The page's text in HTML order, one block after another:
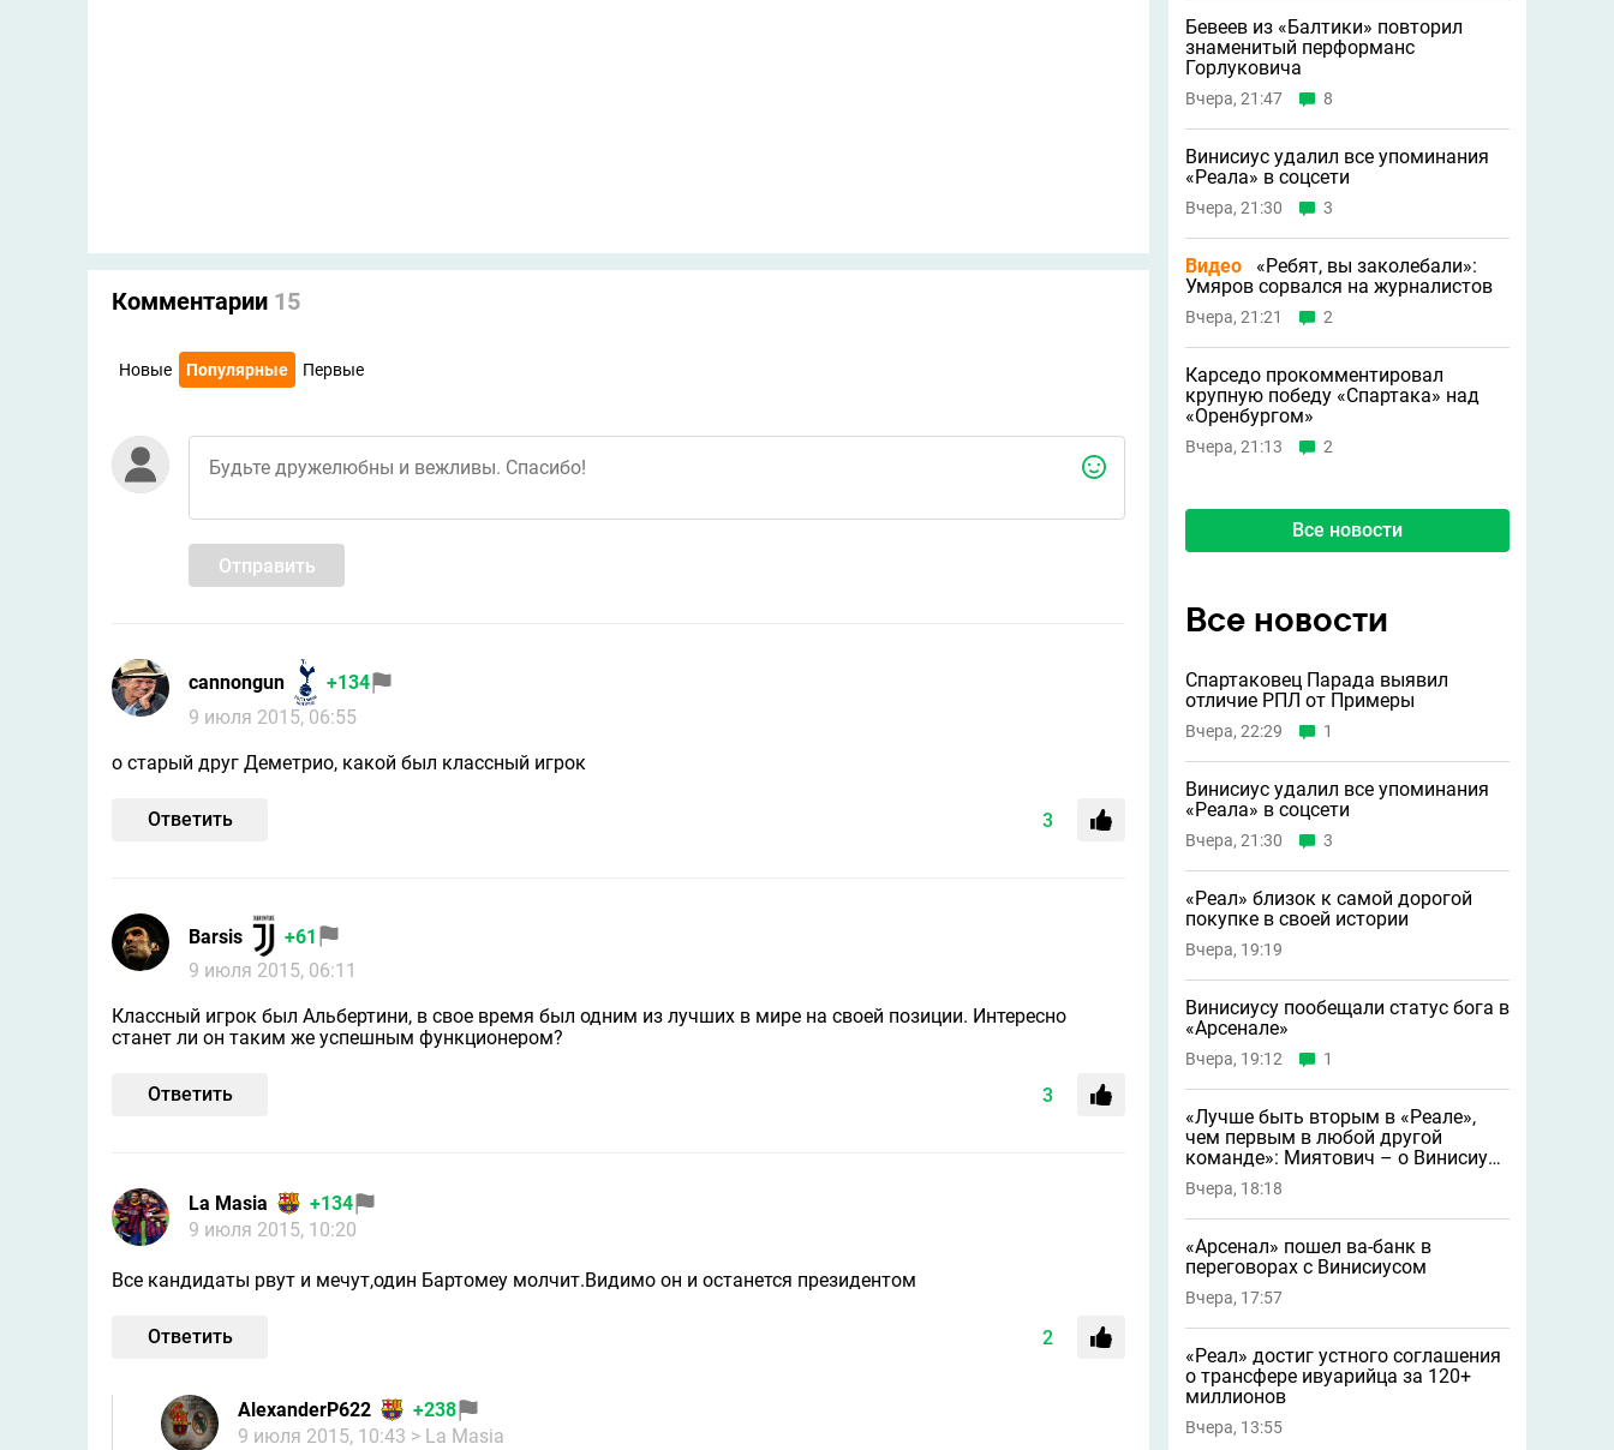
Комментарии 15
Новые Популярные Первые
Отправить
cannongun
+134
9 июля 2015, 06:55
о старый друг Деметрио, какой был классный игрок
Ответить 3
Barsis
+61
9 июля 2015, 06:11
Классный игрок был Альбертини, в свое время был одним из лучших в мире на своей позиции. Интересно
станет ли он таким же успешным функционером?
Ответить 3
La Masia
+134
9 июля 2015, 10:20
Все кандидаты рвут и мечут,один Бартомеу молчит.Видимо он и останется президентом
Ответить 2
AlexanderP622
+238
9 июля 2015, 10:43 > La Masia
Бевеев из «Балтики» повторил
знаменитый перформанс
Горлуковича
Вчера, 21:47 8
Винисиус удалил все упоминания
«Реала» в соцсети
Вчера, 21:30 3
Видео
«Ребят, вы заколебали»:
Умяров сорвался на журналистов
Вчера, 21:21 2
Карседо прокомментировал
крупную победу «Спартака» над
«Оренбургом»
Вчера, 21:13 2
Все новости
Все новости
Спартаковец Парада выявил
отличие РПЛ от Примеры
Вчера, 22:29 1
Винисиус удалил все упоминания
«Реала» в соцсети
Вчера, 21:30 3
«Реал» близок к самой дорогой
покупке в своей истории
Вчера, 19:19
Винисиусу пообещали статус бога в
«Арсенале»
Вчера, 19:12 1
«Лучше быть вторым в «Реале»,
чем первым в любой другой
команде»: Миятович – о Винисиусе
в «Арсенале»
Вчера, 18:18
«Арсенал» пошел ва-банк в
переговорах с Винисиусом
Вчера, 17:57
«Реал» достиг устного соглашения
о трансфере ивуарийца за 120+
миллионов
Вчера, 13:55